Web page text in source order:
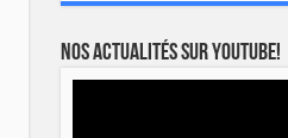
Nos actualités sur YOUTUBE!